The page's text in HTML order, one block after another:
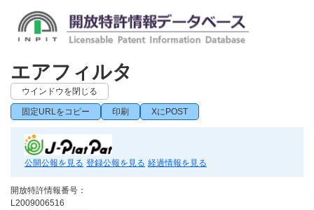
エアフィルタ
ウインドウを閉じる
固定URLをコピー 印刷 XにPOST
公開公報を見る 登録公報を見る 経過情報を見る
開放特許情報番号：
L2009006516